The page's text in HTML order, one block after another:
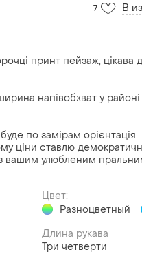
7 В
принт пейзаж, цікава
напівобхват у
по замірам орієнтація.
ціни ставлю
вашим улюбленим
Цвет:
Разноцветный
Длина рукава
Три четверти